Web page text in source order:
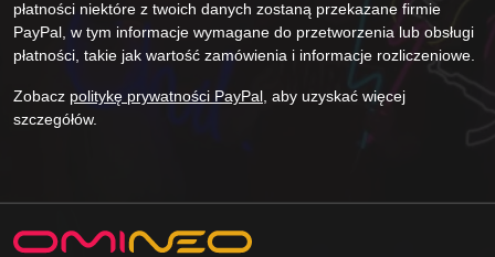
płatności niektóre z twoich danych zostaną przekazane firmie
PayPal, w tym informacje wymagane do przetworzenia lub obsługi
płatności, takie jak wartość zamówienia i informacje rozliczeniowe.
Zobacz politykę prywatności PayPal , aby uzyskać więcej
szczegółów.